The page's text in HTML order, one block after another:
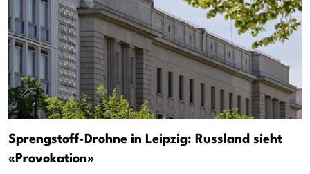
Sprengstoff-Drohne in Leipzig: Russland sieht
«Provokation»